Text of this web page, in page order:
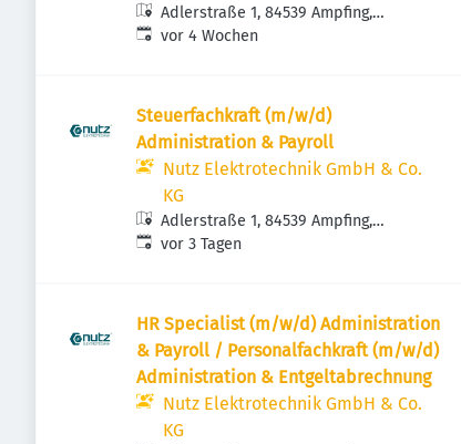
Adlerstraße 1, 84539 Ampfing,
Deutschland
Veröffentlicht:
vor 4 Wochen
Steuerfachkraft (m/w/d)
Administration & Payroll
Nutz Elektrotechnik GmbH & Co.
KG
Adlerstraße 1, 84539 Ampfing,
Deutschland
Veröffentlicht:
vor 3 Tagen
HR Specialist (m/w/d) Administration
& Payroll / Personalfachkraft (m/w/d)
Administration & Entgeltabrechnung
Nutz Elektrotechnik GmbH & Co.
KG